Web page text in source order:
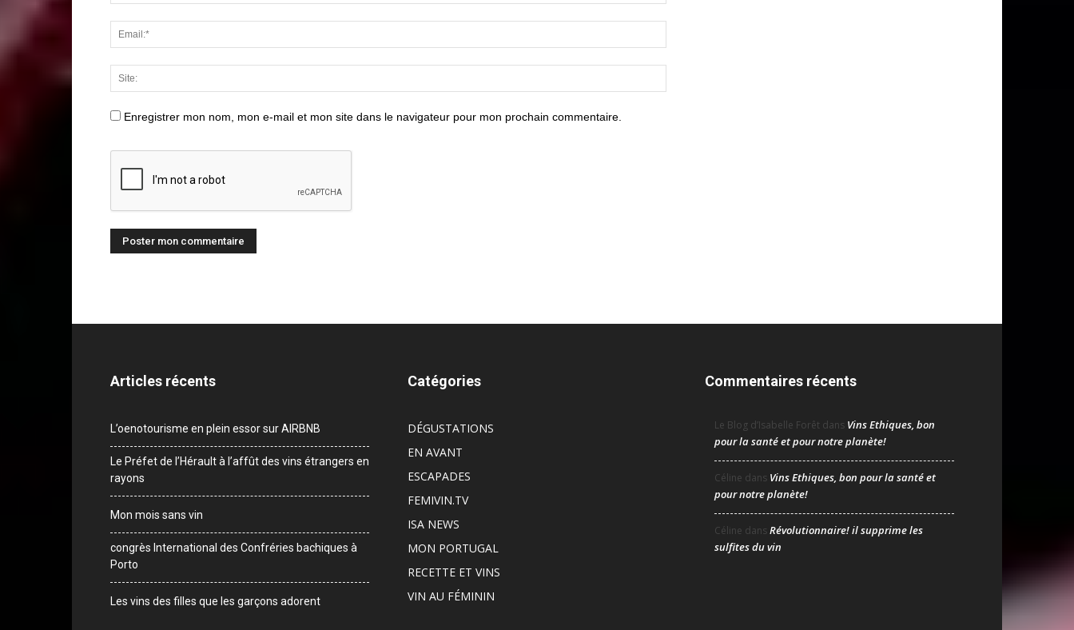
Enregistrer mon nom, mon e-mail et mon site dans le navigateur pour mon prochain commentaire.
Articles récents
L’oenotourisme en plein essor sur AIRBNB
Le Préfet de l’Hérault à l’affût des vins étrangers en
rayons
Mon mois sans vin
congrès International des Confréries bachiques à
Porto
Les vins des filles que les garçons adorent
Catégories
DÉGUSTATIONS
EN AVANT
ESCAPADES
FEMIVIN.TV
ISA NEWS
MON PORTUGAL
RECETTE ET VINS
VIN AU FÉMININ
Commentaires récents
Le Blog d’Isabelle Forêt dans Vins Ethiques, bon
pour la santé et pour notre planète!
Céline dans Vins Ethiques, bon pour la santé et
pour notre planète!
Céline dansRévolutionnaire! il supprime les
sulfites du vin